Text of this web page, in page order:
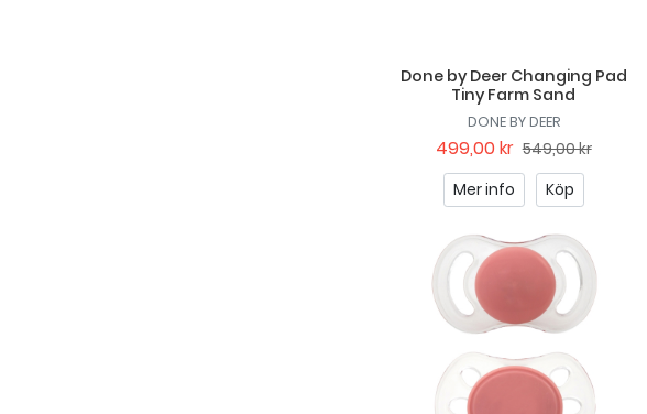
Done by Deer Changing Pad
Tiny Farm Sand
DONE BY DEER
499,00 kr 549,00 kr
Mer info
Köp